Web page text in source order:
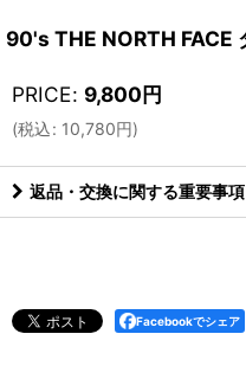
90's THE NORTH FACE
PRICE: 9,800円
(税込: 10,780円)
返品・交換に関する重要事項
Facebookでシェア